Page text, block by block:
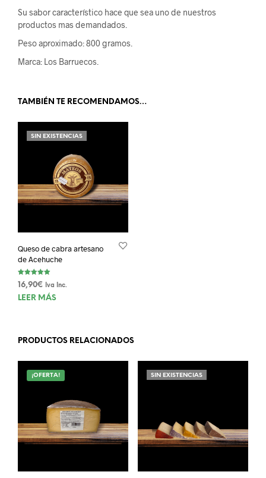
Su sabor característico hace que sea uno de nuestros
productos mas demandados.
Peso aproximado: 800 gramos.
Marca: Los Barruecos.
TAMBIÉN TE RECOMENDAMOS…
SIN EXISTENCIAS
Queso de cabra artesano
de Acehuche
Valorado con
5.00
16,90€ Iva Inc.
LEER MÁS
PRODUCTOS RELACIONADOS
¡OFERTA! SIN EXISTENCIAS